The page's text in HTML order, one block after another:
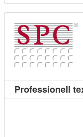
Professionell